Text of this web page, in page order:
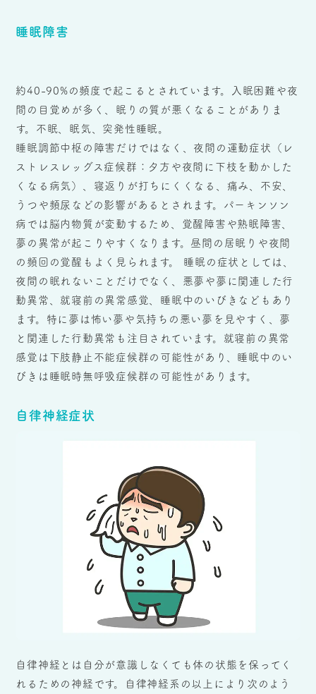
睡眠障害
約40-90%の頻度で起こるとされています。入眠困難や夜
間の目覚めが多く、眠りの質が悪くなることがありま
す。不眠、眠気、突発性睡眠。
睡眠調節中枢の障害だけではなく、夜間の運動症状（レ
ストレスレッグス症候群：夕方や夜間に下枝を動かした
くなる病気）、寝返りが打ちにくくなる、痛み、不安、
うつや頻尿などの影響があるとされます。パーキンソン
病では脳内物質が変動するため、覚醒障害や熟眠障害、
夢の異常が起こりやすくなります。昼間の居眠りや夜間
の頻回の覚醒もよく見られます。 睡眠の症状としては、
夜間の眠れないことだけでなく、悪夢や夢に関連した行
動異常、就寝前の異常感覚、睡眠中のいびきなどもあり
ます。特に夢は怖い夢や気持ちの悪い夢を見やすく、夢
と関連した行動異常も注目されています。就寝前の異常
感覚は下肢静止不能症候群の可能性があり、睡眠中のい
びきは睡眠時無呼吸症候群の可能性があります。
自律神経症状
自律神経とは自分が意識しなくても体の状態を保ってく
れるための神経です。自律神経系の以上により次のよう